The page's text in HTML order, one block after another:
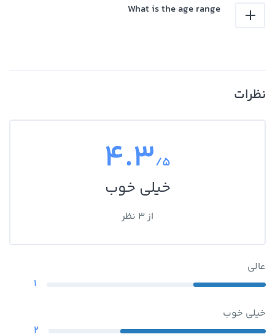
What is the age range
نظرات
4.3/5
خیلی خوب
از 3 نظر
عالی
1
خیلی خوب
2